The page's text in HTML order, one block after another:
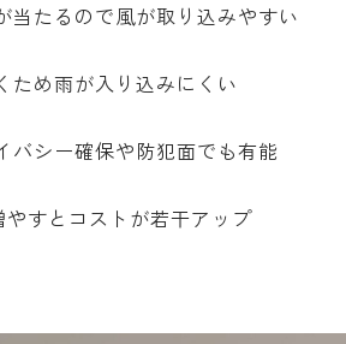
たるので風が取り込みやすい
め雨が入り込みにくい
シー確保や防犯面でも有能
すとコストが若干アップ